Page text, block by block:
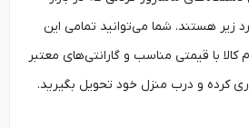
هستند. شما می‌توانید تمامی این
با قیمتی مناسب و گارانتی‌های معتبر
و درب منزل خود تحویل بگیرید.